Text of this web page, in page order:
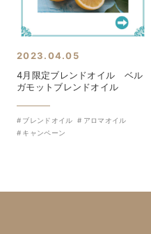
2023.04.05
4月限定ブレンドオイル ベル
ガモットブレンドオイル
ブレンドオイル
アロマオイル
キャンペーン